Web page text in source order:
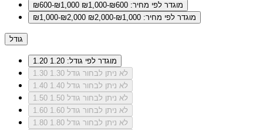
₪600-₪1,000
מוגדר לפי מחיר: ₪600-₪1,000
₪1,000-₪2,000
מוגדר לפי מחיר: ₪1,000-₪2,000
גודל
1.20
מוגדר לפי גודל: 1.20
1.30
לא ניתן לבחור גודל 1.30
1.40
לא ניתן לבחור גודל 1.40
1.50
לא ניתן לבחור גודל 1.50
1.60
לא ניתן לבחור גודל 1.60
1.80
לא ניתן לבחור גודל 1.80